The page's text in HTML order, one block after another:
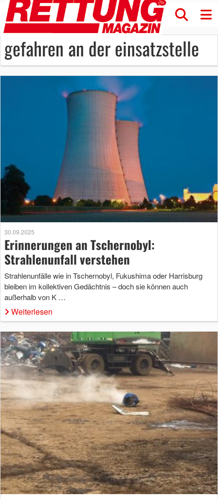
gefahren an der einsatzstelle
30.09.2025
Erinnerungen an Tschernobyl:
Strahlenunfall verstehen
Strahlenunfälle wie in Tschernobyl, Fukushima oder Harrisburg
bleiben im kollektiven Gedächtnis – doch sie können auch
außerhalb von K …
Weiterlesen